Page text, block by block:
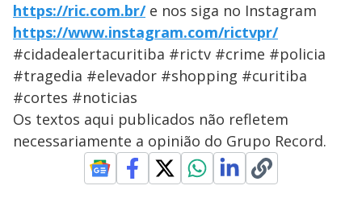
https://ric.com.br/e nos siga no Instagram
https://www.instagram.com/rictvpr/
#cidadealertacuritiba #rictv #crime #policia
#tragedia #elevador #shopping #curitiba
#cortes #noticias
Os textos aqui publicados não refletem
necessariamente a opinião do Grupo Record.